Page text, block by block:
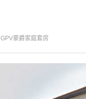
GPV豪爵家庭套房